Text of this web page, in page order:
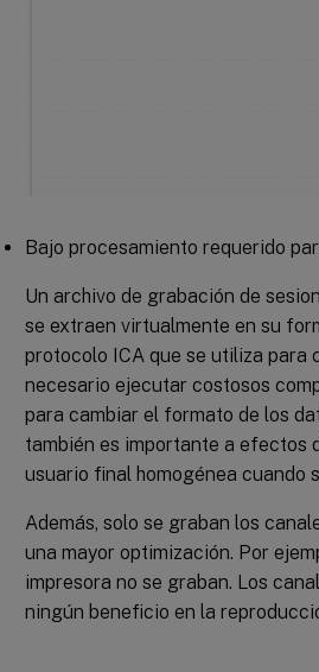
Bajo procesamiento requerido
Un archivo de grabación de
se extraen virtualmente en su
protocolo ICA que se utiliza para
necesario ejecutar costosos
para cambiar el formato de los
también es importante a efectos
usuario final homogénea cuando
Además, solo se graban los
una mayor optimización. Por
impresora no se graban. Los
ningún beneficio en la